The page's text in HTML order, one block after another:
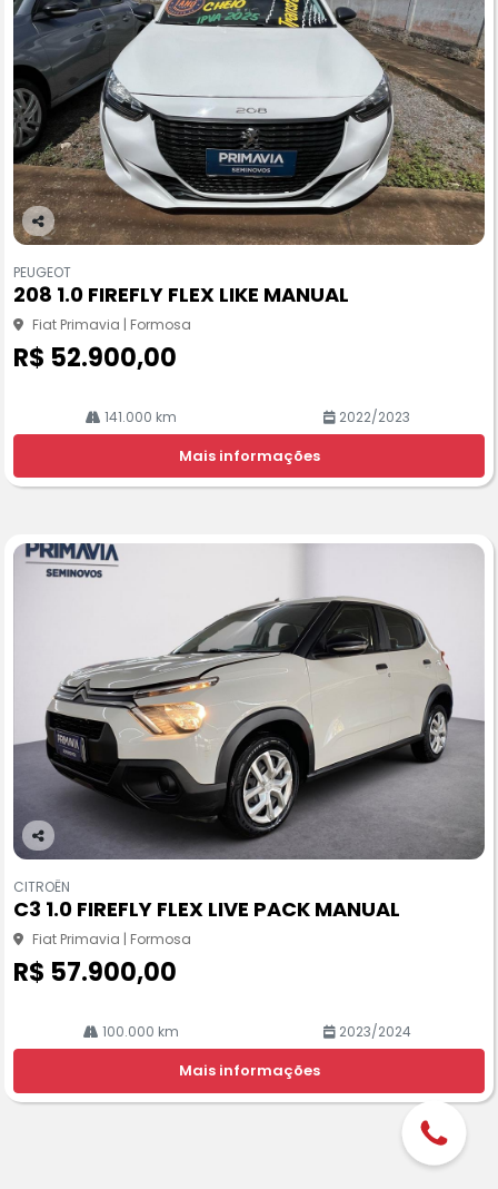
Co
pa
rtil
he
PEUGEOT
208 1.0 FIREFLY FLEX LIKE MANUAL
Fiat Primavia | Formosa
R$ 52.900,00
141.000 km 2022/2023
Mais informações
Co
pa
rtil
he
CITROËN
C3 1.0 FIREFLY FLEX LIVE PACK MANUAL
Fiat Primavia | Formosa
R$ 57.900,00
100.000 km 2023/2024
Mais informações